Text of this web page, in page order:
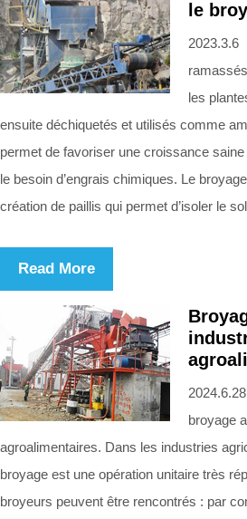
le
les
ensuite déchiquetés et utilisés comme
permet de favoriser une croissance
le besoin d’engrais chimiques. Le
création de paillis qui permet d’isoler le
Read More
broyage
agroalimentaires. Dans les industries
broyage est une opération unitaire très
broyeurs peuvent être rencontrés : par